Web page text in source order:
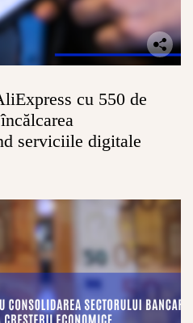
cu 550 de
serviciile digitale